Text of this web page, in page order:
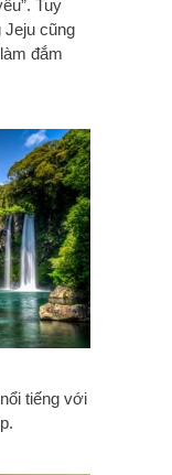
Tuy
Jeju cũng
đắm
tiếng với